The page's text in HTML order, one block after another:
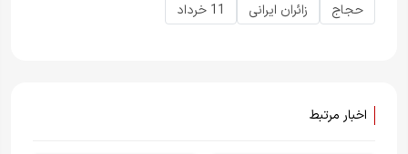
حجاج زائران ایرانی 11 خرداد
اخبار مرتبط